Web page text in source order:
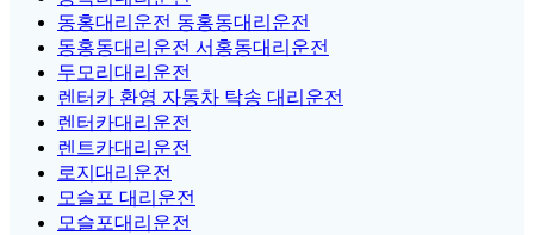
동홍대리운전 동홍동대리운전
동홍동대리운전 서홍동대리운전
두모리대리운전
렌터카 환영 자동차 탁송 대리운전
렌터카대리운전
렌트카대리운전
로지대리운전
모슬포 대리운전
모슬포대리운전